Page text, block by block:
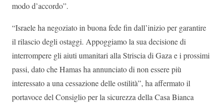
modo d’accordo”.
“Israele ha negoziato in buona fede fin dall’inizio per garantire
il rilascio degli ostaggi. Appoggiamo la sua decisione di
interrompere gli aiuti umanitari alla Striscia di Gaza e i prossimi
passi, dato che Hamas ha annunciato di non essere più
interessato a una cessazione delle ostilità”, ha affermato il
portavoce del Consiglio per la sicurezza della Casa Bianca